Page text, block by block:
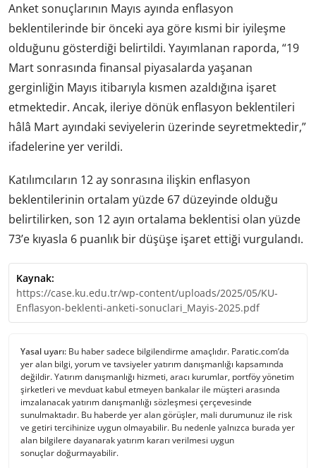
Anket sonuçlarının Mayıs ayında enflasyon
beklentilerinde bir önceki aya göre kısmi bir iyileşme
olduğunu gösterdiği belirtildi. Yayımlanan raporda, “19
Mart sonrasında finansal piyasalarda yaşanan
gerginliğin Mayıs itibarıyla kısmen azaldığına işaret
etmektedir. Ancak, ileriye dönük enflasyon beklentileri
hâlâ Mart ayındaki seviyelerin üzerinde seyretmektedir,”
ifadelerine yer verildi.
Katılımcıların 12 ay sonrasına ilişkin enflasyon
beklentilerinin ortalam yüzde 67 düzeyinde olduğu
belirtilirken, son 12 ayın ortalama beklentisi olan yüzde
73’e kıyasla 6 puanlık bir düşüşe işaret ettiği vurgulandı.
Kaynak:
https://case.ku.edu.tr/wp-content/uploads/2025/05/KU-
Enflasyon-beklenti-anketi-sonuclari_Mayis-2025.pdf
Yasal uyarı: Bu haber sadece bilgilendirme amaçlıdır. Paratic.com’da
yer alan bilgi, yorum ve tavsiyeler yatırım danışmanlığı kapsamında
değildir. Yatırım danışmanlığı hizmeti, aracı kurumlar, portföy yönetim
şirketleri ve mevduat kabul etmeyen bankalar ile müşteri arasında
imzalanacak yatırım danışmanlığı sözleşmesi çerçevesinde
sunulmaktadır. Bu haberde yer alan görüşler, mali durumunuz ile risk
ve getiri tercihinize uygun olmayabilir. Bu nedenle yalnızca burada yer
alan bilgilere dayanarak yatırım kararı verilmesi uygun
sonuçlar doğurmayabilir.